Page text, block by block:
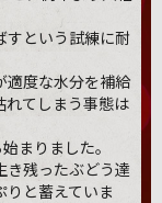
すという試練に耐
適度な水分を補給
れてしまう事態は
まりました。
き残ったぶどう達
と蓄えていま